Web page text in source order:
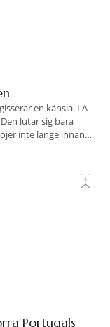
en känsla. LA
lutar sig bara
inte länge innan
Portugals